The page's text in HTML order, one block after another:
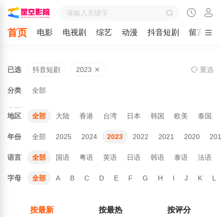
首页 电影 电视剧 综艺 动漫 抖音短剧 留言
已选 抖音短剧 2023 重选
分类 全部
类型
地区 全部 大陆 香港 台湾 日本 韩国 欧美 泰国
年份 全部 2025 2024 2023 2022 2021 2020
语言 全部 国语 粤语 英语 日语 韩语 泰语 法语
字母 全部 A B C D E F G H I J K L
按最新 按最热 按评分